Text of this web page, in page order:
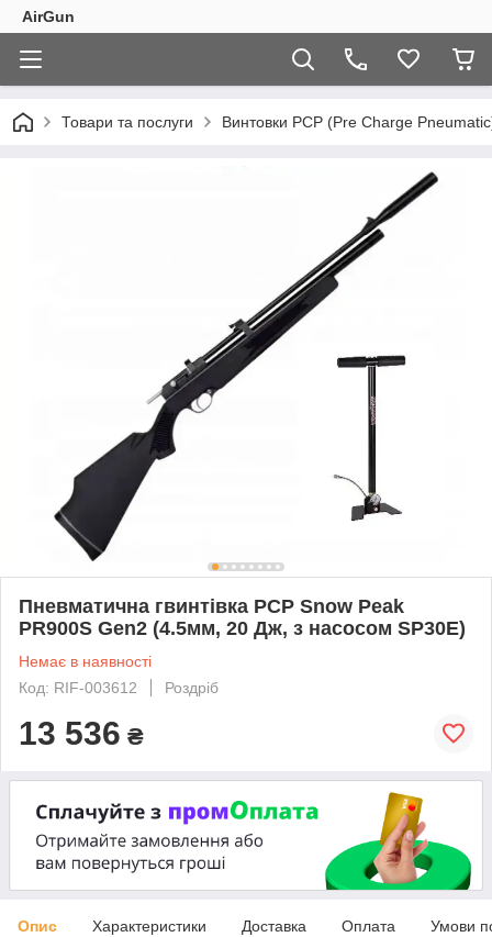
AirGun
Товари та послуги Винтовки PCP (Pre Charge
Пневматична гвинтівка PCP Snow Peak
PR900S Gen2 (4.5мм, 20 Дж, з насосом SP30E)
Немає в наявності
Код: RIF-003612
Роздріб
13 536 ₴
Опис Характеристики Доставка Оплата Умови